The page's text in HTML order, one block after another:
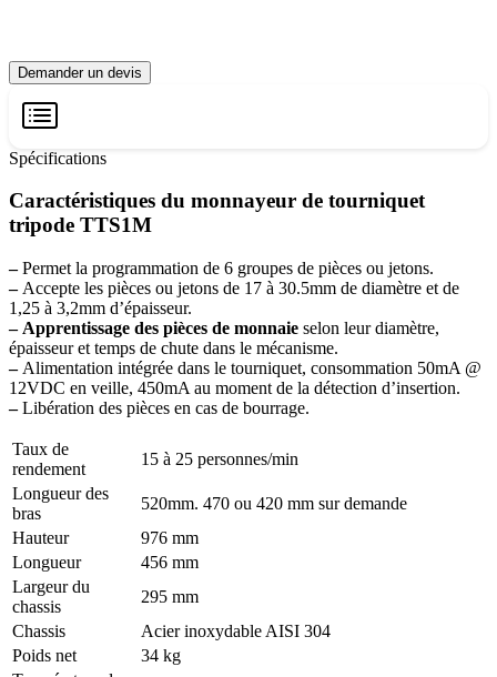
Demander un devis
Spécifications
Caractéristiques du monnayeur de tourniquet
tripode TTS1M
–Permet la programmation de 6 groupes de pièces ou jetons.
–Accepte les pièces ou jetons de 17 à 30.5mm de diamètre et de
1,25 à 3,2mm d’épaisseur.
– Apprentissage des pièces de monnaie selon leur diamètre,
épaisseur et temps de chute dans le mécanisme.
–Alimentation intégrée dans le tourniquet, consommation 50mA @
12VDC en veille, 450mA au moment de la détection d’insertion.
–Libération des pièces en cas de bourrage.
Taux de
rendement
15 à 25 personnes/min
Longueur des
bras
520mm. 470 ou 420 mm sur demande
Hauteur
976 mm
Longueur
456 mm
Largeur du
chassis
295 mm
Chassis
Acier inoxydable AISI 304
Poids net
34 kg